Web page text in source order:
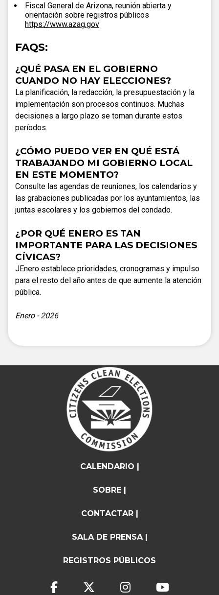
Fiscal General de Arizona, reunión abierta y
orientación sobre registros públicos
https://www.azag.gov
FAQS:
¿QUÉ PASA EN EL GOBIERNO
CUANDO NO HAY ELECCIONES?
La planificación, la redacción, la presupuestación y la
implementación son procesos continuos. Muchas
decisiones a largo plazo se toman durante estos
períodos.
¿CÓMO PUEDO VER EN QUÉ ESTÁ
TRABAJANDO MI GOBIERNO LOCAL
EN ESTE MOMENTO?
Consulte las agendas de reuniones, los calendarios y
las grabaciones publicadas por los ayuntamientos, las
juntas escolares y los gobiernos del condado.
¿POR QUÉ ENERO ES TAN
IMPORTANTE PARA LAS DECISIONES
CÍVICAS?
JEnero establece prioridades, cronogramas y impulso
para el resto del año antes de que aumente la atención
pública.
Enero - 2026
CALENDARIO |
SOBRE |
CONTACTAR |
SALA DE PRENSA |
REGISTROS PÚBLICOS